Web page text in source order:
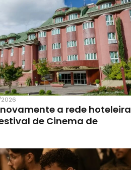
a rede hoteleira
de Cinema de